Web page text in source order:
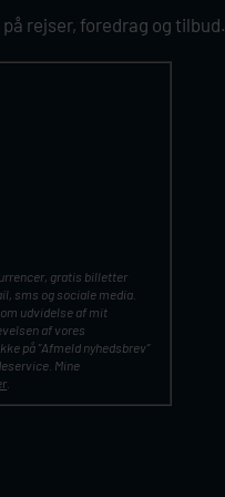
rejser, foredrag og tilbud.
gratis billetter
sms og sociale media.
udvidelse af mit
af vores
på ”Afmeld nyhedsbrev”
Mine